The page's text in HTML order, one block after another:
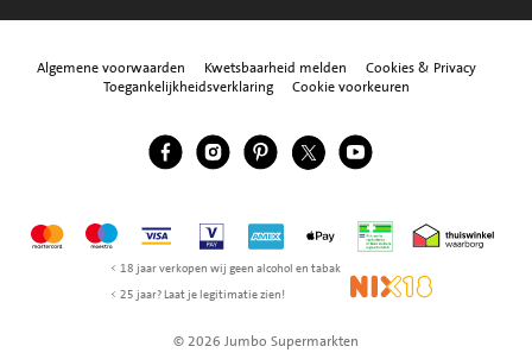
Algemene voorwaarden Kwetsbaarheid melden
Cookies & Privacy
Toegankelijkheidsverklaring
Cookie voorkeuren
Volg ons
Jumbo Facebook
Jumbo Instagram
Jumbo Pinterest
Jumbo Twitter
Jumbo YouTube
MastercardMaestroVisa Vpay American Express
Apple Pay Thuiswinkel
< 18 jaar verkopen wij geen alcohol en tabak
< 25 jaar? Laat je legitimatie zien!
NIX18
© 2026 Jumbo Supermarkten